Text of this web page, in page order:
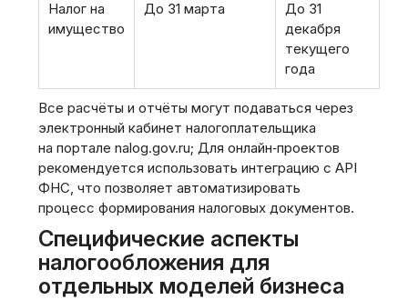
Налог на
имущество
До 31 марта
До 31
декабря
текущего
года
Все расчёты и отчёты могут подаваться через
электронный кабинет налогоплательщика
на портале nalog.gov.ru; Для онлайн‑проектов
рекомендуется использовать интеграцию с API
ФНС, что позволяет автоматизировать
процесс формирования налоговых документов.
Специфические аспекты
налогообложения для
отдельных моделей бизнеса